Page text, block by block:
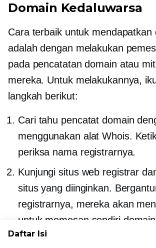
Domain Kedaluwarsa
Cara terbaik untuk mendapatkan
adalah dengan melakukan
pada pencatatan domain atau
mereka. Untuk melakukannya,
langkah berikut:
Cari tahu pencatat domain
menggunakan alat Whois.
periksa nama registrarnya.
Kunjungi situs web registrar
situs yang diinginkan.
registrarnya, mereka akan
untuk memesan sendiri
awal atau mengarahkan Anda
Daftar Isi